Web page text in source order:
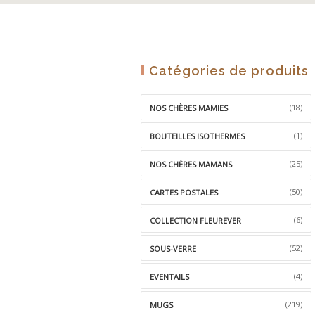
Catégories de produits
NOS CHÈRES MAMIES (18)
BOUTEILLES ISOTHERMES (1)
NOS CHÈRES MAMANS (25)
CARTES POSTALES (50)
COLLECTION FLEUREVER (6)
SOUS-VERRE (52)
EVENTAILS (4)
MUGS (219)